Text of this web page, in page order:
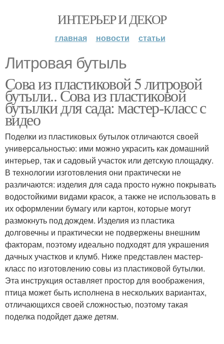
ИНТЕРЬЕР И ДЕКОР
главная новости статьи
Литровая бутыль
Сова из пластиковой 5 литровой
бутыли.. Сова из пластиковой
бутылки для сада: мастер-класс с
видео
Поделки из пластиковых бутылок отличаются своей
универсальностью: ими можно украсить как домашний
интерьер, так и садовый участок или детскую площадку.
В технологии изготовления они практически не
различаются: изделия для сада просто нужно покрывать
водостойкими видами красок, а также не использовать в
их оформлении бумагу или картон, которые могут
размокнуть под дождем. Изделия из пластика
долговечны и практически не подвержены внешним
факторам, поэтому идеально подходят для украшения
дачных участков и клумб. Ниже представлен мастер-
класс по изготовлению совы из пластиковой бутылки.
Эта инструкция оставляет простор для воображения,
птица может быть исполнена в нескольких вариантах,
отличающихся своей сложностью, поэтому такая
поделка подойдет даже детям.